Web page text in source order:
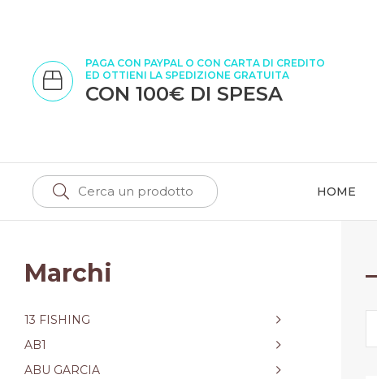
PAGA CON PAYPAL O CON CARTA DI CREDITO
ED OTTIENI LA SPEDIZIONE GRATUITA
CON 100€ DI SPESA
HOME
Marchi
13 FISHING
AB1
ABU GARCIA